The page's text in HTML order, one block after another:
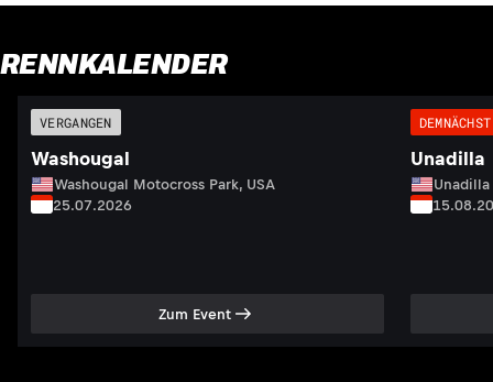
RENNKALENDER
VERGANGEN
Washougal
Washougal Motocross Park, USA
25.07.2026
Zum Event
DEMNÄCHST
Unadilla
Unadilla